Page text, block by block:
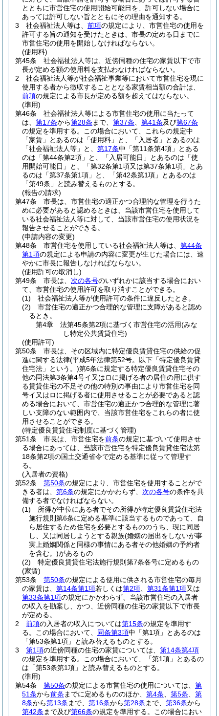
とともに市営住宅の使用開始可能日を、許可しない場合に
あっては許可しない旨とともにその理由を通知する。
3
社会福祉法人等は、 前項の規定により、市営住宅の使用を
許可する旨の通知を受けたときは、市長の定める日までに
市営住宅の使用を開始しなければならない。
(使用料)
第45条
社会福祉法人等は、近傍同種の住宅の家賃以下で市
長が定める額の使用料を支払わなければならない。
2
社会福祉法人等が社会福祉事業等において市営住宅を現に
使用する者から徴収することとなる家賃相当額の合計は、
前項の規定による市長が定める額を超えてはならない。
(準用)
第46条
社会福祉法人等による市営住宅の使用に当たって
は、 第17条から第28条 まで、 第37条 第41条及び第67条
の規定を準用する。
この場合において、これらの規定中
「家賃」とあるのは「使用料」と、「入居者」とあるのは
「社会福祉法人等」と、 第17条中「第11条第4項」とある
のは「第44条第2項」と、「入居可能日」とあるのは「使
用開始可能日」と、「第32条第1項又は第37条第1項」とあ
るのは「第37条第1項」と、「第42条第1項」とあるのは
「第49条」と読み替えるものとする。
(報告の請求)
第47条
市長は、市営住宅の適正かつ合理的な管理を行うた
めに必要があると認めるときは、当該市営住宅を使用して
いる社会福祉法人等に対して、当該市営住宅の使用状況を
報告させることができる。
(申請内容の変更)
第48条
市営住宅を使用している社会福祉法人等は、 第44条
第1項の規定による申請の内容に変更が生じた場合には、速
やかに市長に報告しなければならない。
(使用許可の取消し)
第49条
市長は、 次の各号のいずれかに該当する場合におい
て、市営住宅の使用許可を取り消すことができる。
(1)
社会福祉法人等が使用許可の条件に違反したとき。
(2)
市営住宅の適正かつ合理的な管理に支障があると認め
るとき。
第4章
法第45条第2項に基づく市営住宅の活用(みな
し特定公共賃貸住宅)
(使用許可)
第50条
市長は、その区域内に特定優良賃貸住宅の供給の促
進に関する法律(平成5年法律第52号。以下「特定優良賃貸
住宅法」という。)第6条に規定する特定優良賃貸住宅その
他の同法第3条第4号イ又はロに掲げる者の居住の用に供す
る賃貸住宅の不足その他の特別の事由により市営住宅を同
号イ又はロに掲げる者に使用させることが必要であると認
める場合において、市営住宅の適正かつ合理的な管理に著
しい支障のない範囲内で、当該市営住宅をこれらの者に使
用させることができる。
(特定優良賃貸住宅制度に基づく管理)
第51条
市長は、市営住宅を前条の規定に基づいて使用させ
る場合にあっては、当該市営住宅を特定優良賃貸住宅法第
18条第2項の国土交通省令で定める基準に従って管理す
る。
(入居者の資格)
第52条
第50条の規定により、市営住宅を使用することがで
きる者は、 第6条の規定にかかわらず、 次の各号の条件を具
備する者でなければならない。
(1)
所得が中位にある者でその所得が特定優良賃貸住宅法
施行規則第6条に定める基準に該当するものであって、自
ら居住するため住宅を必要とするもののうち、現に同居
し、又は同居しようとする親族(婚姻の届出をしないが事
実上婚姻関係と同様の事情にある者その他婚姻の予約者
を含む。)があるもの
(2)
特定優良賃貸住宅法施行規則第7条各号に定めるもの
(家賃)
第53条
第50条の規定による使用に供される市営住宅の毎月
の家賃は、 第14条第1項若しくは第2項 第31条第1項又は
第33条第1項の規定にかかわらず、当該市営住宅の入居者
の収入を勘案し、かつ、近傍同種の住宅の家賃以下で市長
が定める。
2
前項の入居者の収入については第15条の規定を準用す
る。
この場合において、 同条第3項中「第1項」とあるのは
「第53条第1項」と読み替えるものとする。
3
第1項の近傍同種の住宅の家賃については、 第14条第4項
の規定を準用する。
この場合において、「第1項」とあるの
は「第53条第1項」と読み替えるものとする。
(準用)
第54条
第50条の規定による市営住宅の使用については、 第
51条から前条 までに定めるもののほか、 第4条 第5条
第
8条から第13条 まで、 第16条から第28条 まで、 第36条から
第42条 まで及び第66条の規定を準用する。
この場合におい